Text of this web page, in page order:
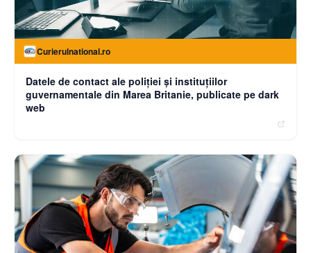
Curierulnational.ro
Datele de contact ale poliției și instituțiilor
guvernamentale din Marea Britanie, publicate pe dark
web